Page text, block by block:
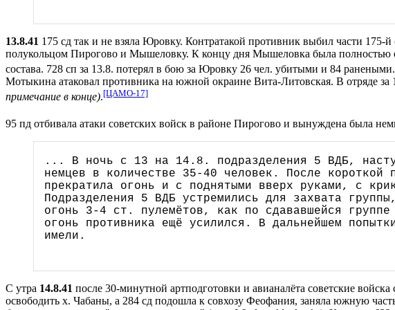
13.8.41 175 сд так и не взяла Юровку. Контратакой противник выбил части
полукольцом Пирогово и Мышеловку. К концу дня Мышеловка была полностью
состава. 728 сп за 13.8. потерял в бою за Юровку 26 чел. убитыми и 84
Мотыкина атаковал противника на южной окраине Вита-Литовская. В отряде
примечание в конце).[ЦАМО-17]
95 пд отбивала атаки советских войск в районе Пирогово и вынуждена была
... В ночь с 13 на 14.8. подразделения 5 ВДБ,
немцев в количестве 35-40 человек. После короткой
прекратила огонь и с поднятыми вверх руками, с
Подразделения 5 ВДБ устремились для захвата
огонь 3-4 ст. пулемётов, как по сдававшейся
огонь противника ещё усилился. В дальнейшем
имели.
С утра 14.8.41 после 30-минутной артподготовки и авианалёта советские
освободить х. Чабаны, а 284 сд подошла к совхозу Феофания, заняла южную